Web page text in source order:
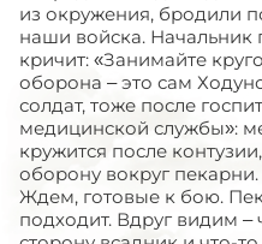
из окружения, бродили
наши войска. Начальник
кричит: «Занимайте
оборона – это сам
солдат, тоже после
медицинской службы»:
кружится после
оборону вокруг
Ждем, готовые к бою.
подходит. Вдруг видим